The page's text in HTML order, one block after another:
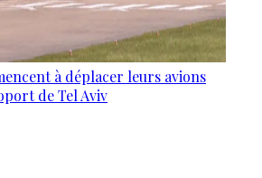
à déplacer leurs avions
de Tel Aviv